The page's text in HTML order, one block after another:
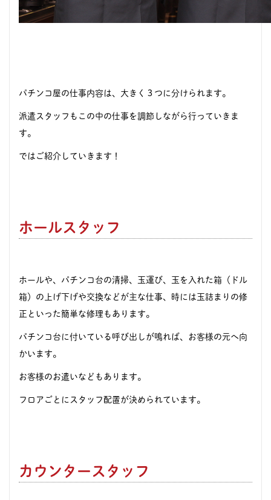
パチンコ屋の仕事内容は、大きく３つに分けられます。
派遣スタッフもこの中の仕事を調節しながら行っていきま
す。
ではご紹介していきます！
ホールスタッフ
ホールや、パチンコ台の清掃、玉運び、玉を入れた箱（ドル
箱）の上げ下げや交換などが主な仕事、時には玉詰まりの修
正といった簡単な修理もあります。
パチンコ台に付いている呼び出しが鳴れば、お客様の元へ向
かいます。
お客様のお遣いなどもあります。
フロアごとにスタッフ配置が決められています。
カウンタースタッフ